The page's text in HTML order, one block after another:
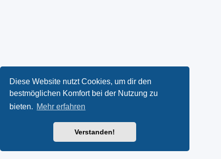
Diese Website nutzt Cookies, um dir den
bestmöglichen Komfort bei der Nutzung zu
bieten. Mehr erfahren
Verstanden!